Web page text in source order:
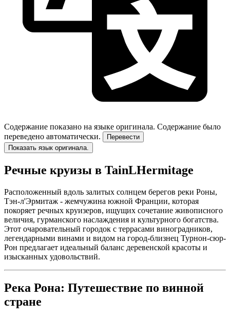
Содержание показано на языке оригинала. Содержание было
переведено автоматически.
Перевести
Показать язык оригинала.
Речные круизы в TainLHermitage
Расположенный вдоль залитых солнцем берегов реки Роны,
Тэн-л'Эрмитаж - жемчужина южной Франции, которая
покоряет речных круизеров, ищущих сочетание живописного
величия, гурманского наслаждения и культурного богатства.
Этот очаровательный городок с террасами виноградников,
легендарными винами и видом на город-близнец Турнон-сюр-
Рон предлагает идеальный баланс деревенской красоты и
изысканных удовольствий.
Река Рона: Путешествие по винной
стране